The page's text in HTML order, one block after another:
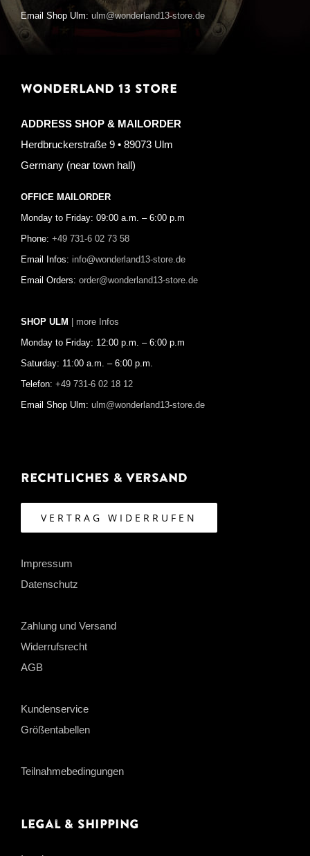
Email Shop Ulm: ulm@wonderland13-store.de
WONDERLAND 13 STORE
ADDRESS SHOP & MAILORDER
Herdbruckerstraße 9 • 89073 Ulm
Germany (near town hall)
OFFICE MAILORDER
Monday to Friday: 09:00 a.m. – 6:00 p.m
Phone: +49 731-6 02 73 58
Email Infos: info@wonderland13-store.de
Email Orders: order@wonderland13-store.de
SHOP ULM | more Infos
Monday to Friday: 12:00 p.m. – 6:00 p.m
Saturday: 11:00 a.m. – 6:00 p.m.
Telefon: +49 731-6 02 18 12
Email Shop Ulm: ulm@wonderland13-store.de
Rechtliches & Versand
VERTRAG WIDERRUFEN
Impressum
Datenschutz
Zahlung und Versand
Widerrufsrecht
AGB
Kundenservice
Größentabellen
Teilnahmebedingungen
Legal & Shipping